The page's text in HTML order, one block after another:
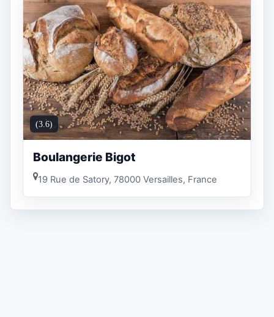
(3.6)
Boulangerie Bigot
19 Rue de Satory, 78000 Versailles, France